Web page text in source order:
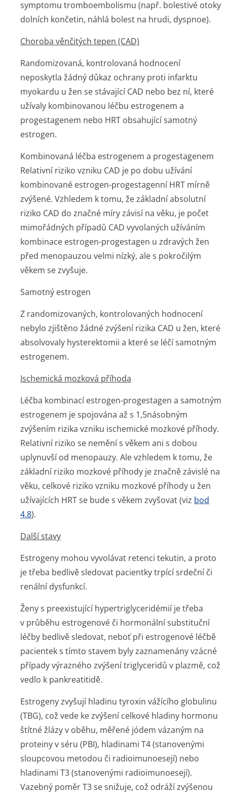
symptomu tromboembolismu (např. bolestivé otoky
dolních končetin, náhlá bolest na hrudi, dyspnoe).
Choroba věnčitých tepen (CAD)
Randomizovaná, kontrolovaná hodnocení
neposkytla žádný důkaz ochrany proti infarktu
myokardu u žen se stávající CAD nebo bez ní, které
užívaly kombinovanou léčbu estrogenem a
progestagenem nebo HRT obsahující samotný
estrogen.
Kombinovaná léčba estrogenem a progestagenem
Relativní riziko vzniku CAD je po dobu užívání
kombinované estrogen-progestagenní HRT mírně
zvýšené. Vzhledem k tomu, že základní absolutní
riziko CAD do značné míry závisí na věku, je počet
mimořádných případů CAD vyvolaných užíváním
kombinace estrogen-progestagen u zdravých žen
před menopauzou velmi nízký, ale s pokročilým
věkem se zvyšuje.
Samotný estrogen
Z randomizovaných, kontrolovaných hodnocení
nebylo zjištěno žádné zvýšení rizika CAD u žen, které
absolvovaly hysterektomii a které se léčí samotným
estrogenem.
Ischemická mozková příhoda
Léčba kombinací estrogen-progestagen a samotným
estrogenem je spojována až s 1,5násobným
zvýšením rizika vzniku ischemické mozkové příhody.
Relativní riziko se nemění s věkem ani s dobou
uplynuvší od menopauzy. Ale vzhledem k tomu, že
základní riziko mozkové příhody je značně závislé na
věku, celkové riziko vzniku mozkové příhody u žen
užívajících HRT se bude s věkem zvyšovat (viz bod
4.8).
Další stavy
Estrogeny mohou vyvolávat retenci tekutin, a proto
je třeba bedlivě sledovat pacientky trpící srdeční či
renální dysfunkcí.
Ženy s preexistující hypertriglyce­ridémií je třeba
v průběhu estrogenové či hormonální substituční
léčby bedlivě sledovat, neboť při estrogenové léčbě
pacientek s tímto stavem byly zaznamenány vzácné
případy výrazného zvýšení triglyceridů v plazmě, což
vedlo k pankreatitidě.
Estrogeny zvyšují hladinu tyroxin vážícího globulinu
(TBG), což vede ke zvýšení celkové hladiny hormonu
štítné žlázy v oběhu, měřené jódem vázaným na
proteiny v séru (PBI), hladinami T4 (stanovenými
sloupcovou metodou či radioimunoesejí) nebo
hladinami T3 (stanovenými radioimunoesejí).
Vazebný poměr T3 se snižuje, což odráží zvýšenou